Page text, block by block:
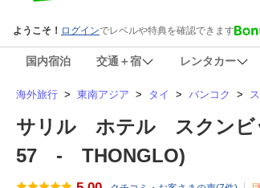
国内宿泊 交通＋宿 レンタカー
海外旅行 > 東南アジア > タイ > バンコク >
サリル ホテル スクン
57 - THONGLO)